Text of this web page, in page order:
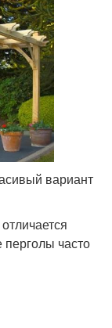
вариант
часто